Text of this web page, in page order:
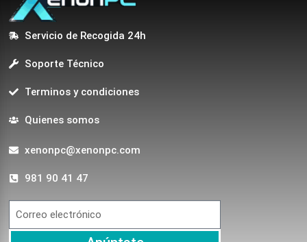
Servicio de Recogida 24h
Soporte Técnico
Terminos y condiciones
Quienes somos
xenonpc@xenonpc.com
981 90 41 47